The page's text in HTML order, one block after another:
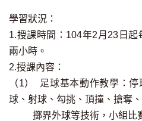
學習狀況：
1.授課時間：104年2月23日起
兩小時。
2.授課內容：
（1） 足球基本動作教學：
球、射球、勾挑、頂撞、搶奪、
擲界外球等技術，小組比賽